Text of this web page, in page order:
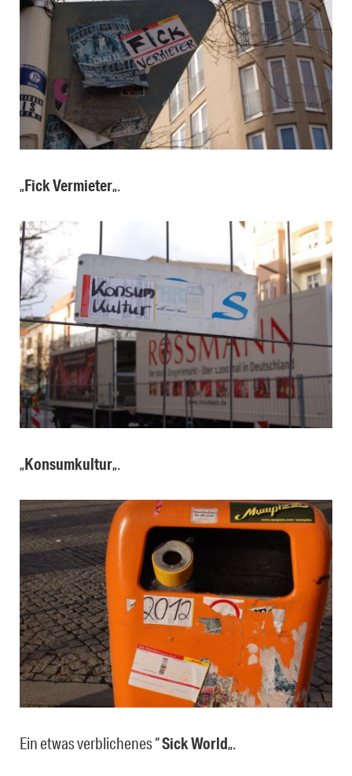
„Fick Vermieter„.
„Konsumkultur„.
Ein etwas verblichenes “Sick World„.